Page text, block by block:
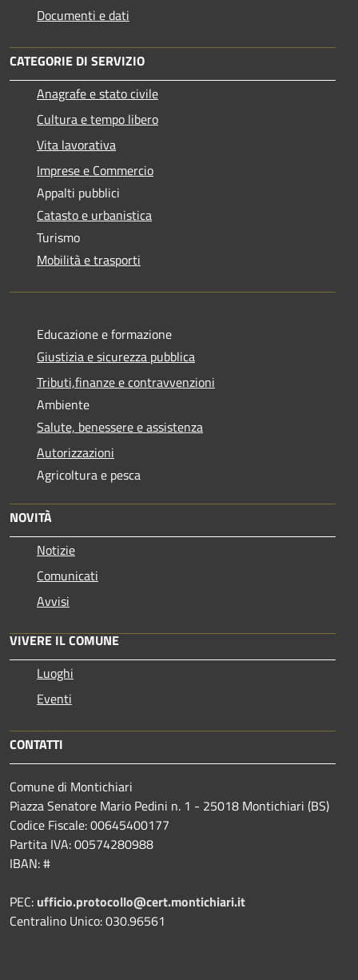
Documenti e dati
CATEGORIE DI SERVIZIO
Anagrafe e stato civile
Cultura e tempo libero
Vita lavorativa
Imprese e Commercio
Appalti pubblici
Catasto e urbanistica
Turismo
Mobilità e trasporti
Educazione e formazione
Giustizia e sicurezza pubblica
Tributi,finanze e contravvenzioni
Ambiente
Salute, benessere e assistenza
Autorizzazioni
Agricoltura e pesca
NOVITÀ
Notizie
Comunicati
Avvisi
VIVERE IL COMUNE
Luoghi
Eventi
CONTATTI
Comune di Montichiari
Piazza Senatore Mario Pedini n. 1 - 25018 Montichiari (BS)
Codice Fiscale: 00645400177
Partita IVA: 00574280988
IBAN: #
PEC: ufficio.protocollo@cert.montichiari.it
Centralino Unico: 030.96561